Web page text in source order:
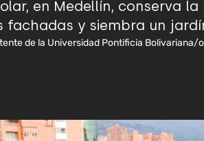
en Medellín, conserva
fachadas y siembra un
de la Universidad Pontificia Bolivariana/